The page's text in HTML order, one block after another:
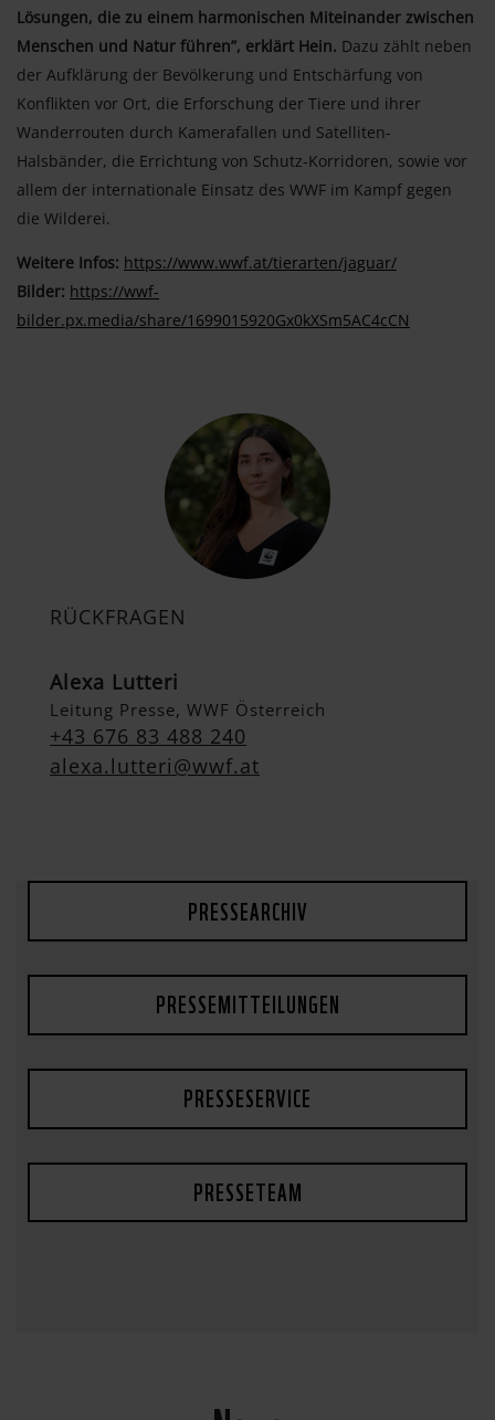
Lösungen, die zu einem harmonischen Miteinander zwischen
Menschen und Natur führen”, erklärt Hein. Dazu zählt neben
der Aufklärung der Bevölkerung und Entschärfung von
Konflikten vor Ort, die Erforschung der Tiere und ihrer
Wanderrouten durch Kamerafallen und Satelliten-
Halsbänder, die Errichtung von Schutz-Korridoren, sowie vor
allem der internationale Einsatz des WWF im Kampf gegen
die Wilderei.
Weitere Infos: https://www.wwf.at/tierarten/jaguar/
Bilder: https://wwf-
bilder.px.media/share/1699015920Gx0kXSm5AC4cCN
RÜCKFRAGEN
Alexa Lutteri
Leitung Presse, WWF Österreich
+43 676 83 488 240
alexa.lutteri@wwf.at
PRESSEARCHIV
PRESSEMITTEILUNGEN
PRESSESERVICE
PRESSETEAM